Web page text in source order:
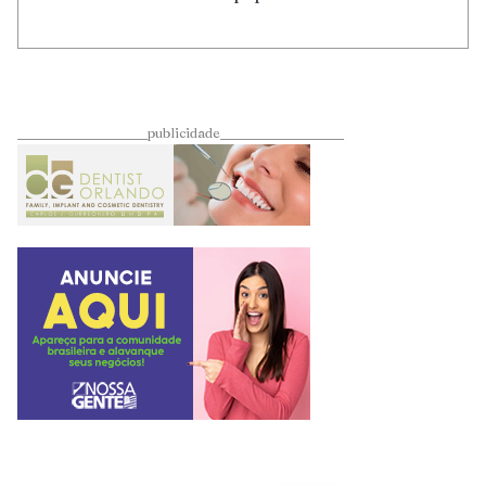
____________________publicidade___________________